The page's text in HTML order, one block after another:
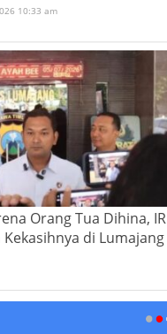
10:33 am
Orang Tua Dihina, IR
di Lumajang